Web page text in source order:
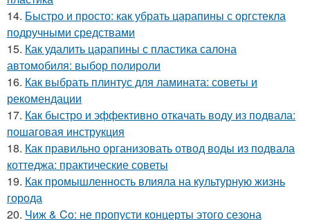
14. Быстро и просто: как убрать царапины с оргстекла
подручными средствами
15. Как удалить царапины с пластика салона
автомобиля: выбор полироли
16. Как выбрать плинтус для ламината: советы и
рекомендации
17. Как быстро и эффективно откачать воду из подвала:
пошаговая инструкция
18. Как правильно организовать отвод воды из подвала
коттеджа: практические советы
19. Как промышленность влияла на культурную жизнь
города
20. Чиж & Co: не пропусти концерты этого сезона